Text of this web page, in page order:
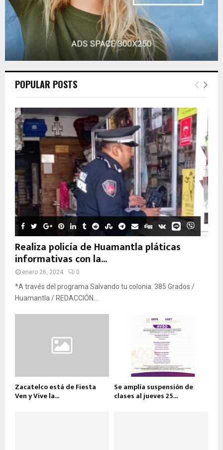
POPULAR POSTS
Realiza policía de Huamantla pláticas
informativas con la...
enero 26, 2024 0
*A través del programa Salvando tu colonia. 385 Grados /
Huamantla / REDACCIÓN...
Zacatelco está de Fiesta
Ven y Vive la...
Se amplía suspensión de
clases al jueves 25...